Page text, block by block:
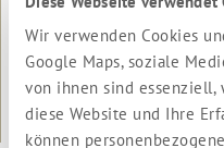
Wir verwenden Cookies
Google Maps, soziale
von ihnen sind essenziell,
diese Website und Ihre
können
2022
2020
2019
zum
Anhören
Interviews
zum
Lesen
Schlüsseltexte
Geschichten
Gedichte
App:
Gedanke
Tag
Tutorial
Online-
ShopInterviews
Kurzvorträge
Meditationen